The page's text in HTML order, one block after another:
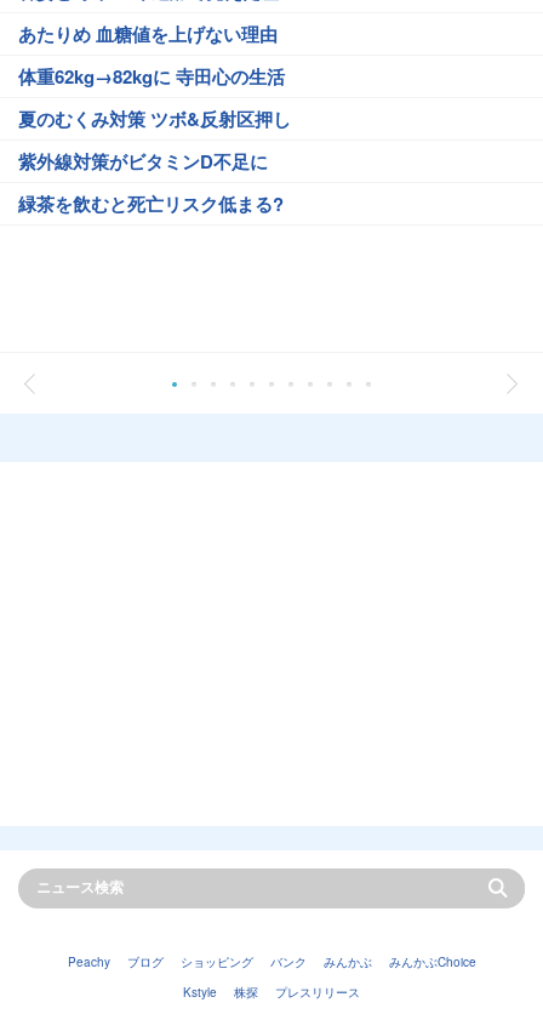
あたりめ 血糖値を上げない理由
体重62kg→82kgに 寺田心の生活
夏のむくみ対策 ツボ&反射区押し
紫外線対策がビタミンD不足に
緑茶を飲むと死亡リスク低まる?
Peachy ブログ ショッピング バンク みんかぶ
みんかぶChoice
Kstyle
株探 プレスリリース